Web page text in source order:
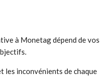
à Monetag dépend de vos
les inconvénients de chaque